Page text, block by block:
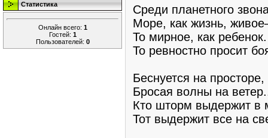
Статистика
Онлайн всего: 1
Гостей: 1
Пользователей: 0
Среди планетного
Море, как жизнь,
То мирное, как ребенок.
То ревностно просит
Беснуется на просторе,
Бросая волны на
Кто шторм выдержит в
Тот выдержит все на